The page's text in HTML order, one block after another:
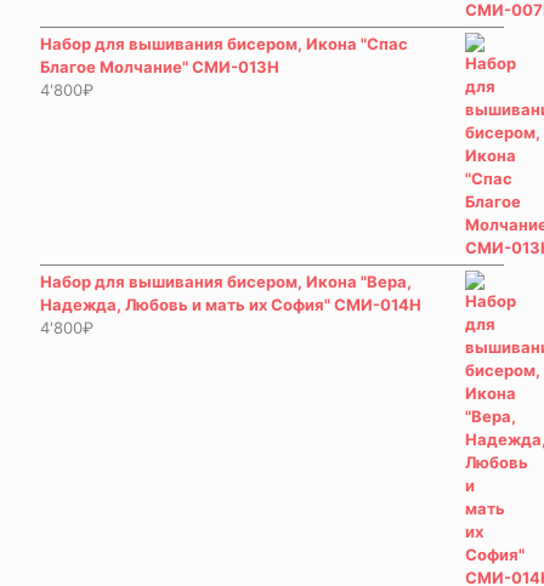
Набор для вышивания бисером, Икона "Спас
Благое Молчание" СМИ-013Н
4'800₽
Набор для вышивания бисером, Икона "Вера,
Надежда, Любовь и мать их София" СМИ-014Н
4'800₽